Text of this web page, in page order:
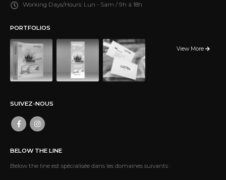
Working Days/Hours: Lun - Sam / 9h à 18h
PORTFOLIOS
View More
SUIVEZ-NOUS
BELOW THE LINE
Below the line est spécialisée dans les domaines suivants :